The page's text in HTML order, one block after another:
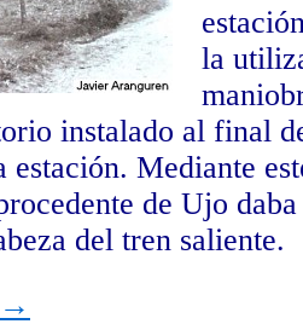
la
instalado al final
estación. Mediante
de Ujo
del tren saliente.
→